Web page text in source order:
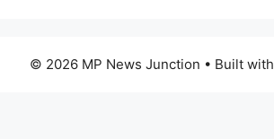
© 2026 MP News Junction • Built with